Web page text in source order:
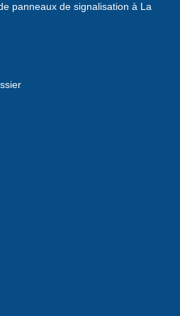
panneaux de signalisation à La